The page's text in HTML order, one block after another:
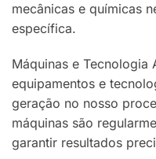
mecânicas e químicas
específica.
Máquinas e Tecnologia
equipamentos e
geração no nosso
máquinas são
garantir resultados